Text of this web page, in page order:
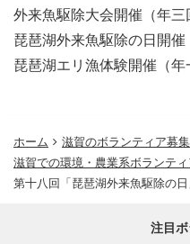
外来魚駆除大会開催（年三
琵琶湖外来魚駆除の日開催
琵琶湖エリ漁体験開催（年
ホーム
滋賀のボランティア募
滋賀での環境・農業系ボランテ
第十八回「琵琶湖外来魚駆除の
注目